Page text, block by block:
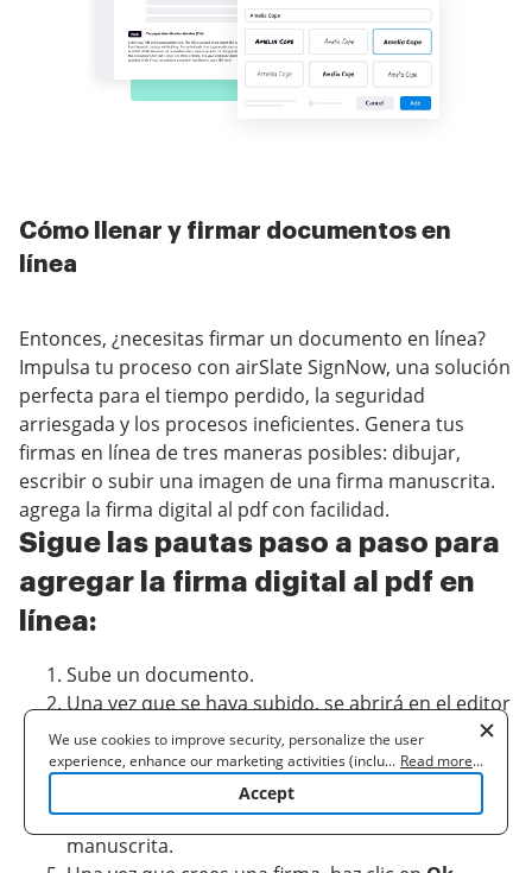
Cómo llenar y firmar documentos en
línea
Entonces, ¿necesitas firmar un documento en línea?
Impulsa tu proceso con airSlate SignNow, una solución
perfecta para el tiempo perdido, la seguridad
arriesgada y los procesos ineficientes. Genera tus
firmas en línea de tres maneras posibles: dibujar,
escribir o subir una imagen de una firma manuscrita.
agrega la firma digital al pdf con facilidad.
Sigue las pautas paso a paso para
agregar la firma digital al pdf en
línea:
Sube un documento.
Una vez que se haya subido, se abrirá en el editor
en línea.
SeleccionaMi firma.
Elige una de las tres opciones para generar una
firma: dibujar, escribir o subir una imagen de una
manuscrita.
We use cookies to improve security, personalize the user
experience, enhance our marketing activities (including
cooperating with our 3rd party partners) and for other business
to learn more. By clicking "Accept"
... Read more...
Accept